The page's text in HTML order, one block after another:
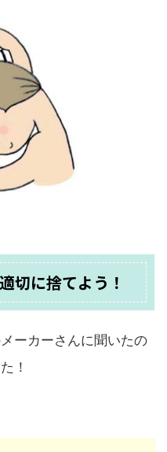
切に捨てよう！
ーカーさんに聞いたの
！